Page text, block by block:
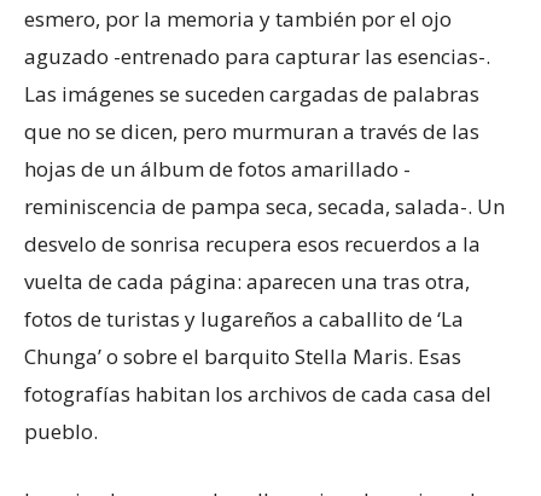
esmero, por la memoria y también por el ojo
aguzado -entrenado para capturar las esencias-.
Las imágenes se suceden cargadas de palabras
que no se dicen, pero murmuran a través de las
hojas de un álbum de fotos amarillado -
reminiscencia de pampa seca, secada, salada-. Un
desvelo de sonrisa recupera esos recuerdos a la
vuelta de cada página: aparecen una tras otra,
fotos de turistas y lugareños a caballito de ‘La
Chunga’ o sobre el barquito Stella Maris. Esas
fotografías habitan los archivos de cada casa del
pueblo.